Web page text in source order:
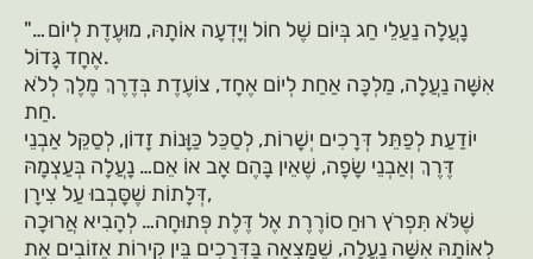
"… נָעֲלָה נַעַלֵי חַג בְּיוֹם שֶׁל חוֹל וְיָדְעָה אוֹתָהּ, מוּעֶדֶת לְיוֹם
אֶחָד גָּדוֹל.
אִשָּׁה נַעֲלָה, מַלְכָּה אַחַת לְיוֹם אֶחָד, צוֹעֶדֶת בְּדֶרֶךְ מֶלֶךְ לְלֹא
חַת.
יוֹדַעַת לְפַתֵּל דְּרָכִים יְשָׁרוֹת, לְסַכֵּל כַּוָּנוֹת זָדוֹן, לְסַקֵּל אַבְנֵי
דֶּרֶךְ וְאַבְנֵי שָׂפָה, שֶׁאֵין בָּהֶם אָב אוֹ אֵם… נָעֲלָה בְּעַצְמָהּ
דְּלָתוֹת שֶׁסָּבְבוּ עַל צִירָן,
שֶׁלֹּא תִּפְרֹץ רוּחַ סוֹרֶרֶת אֶל דֶּלֶת פְּתוּחָה… לְהָבִיא אֲרוּכָה
לְאוֹתָהּ אִשָּׁה נַעֲלָה, שֶׁמָּצְאָה בַּדְּרָכִים בֵּין קִירוֹת אֵזוֹבִים אֶת